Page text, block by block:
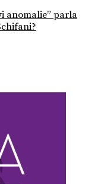
anomalie” parla